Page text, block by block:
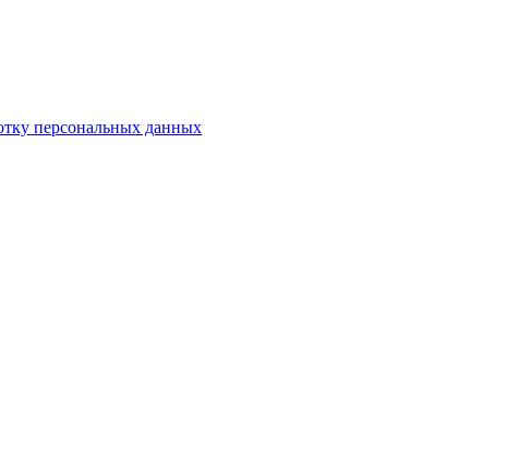
персональных данных